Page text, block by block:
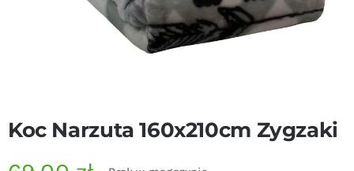
Koc Narzuta 160x210cm Zygzaki